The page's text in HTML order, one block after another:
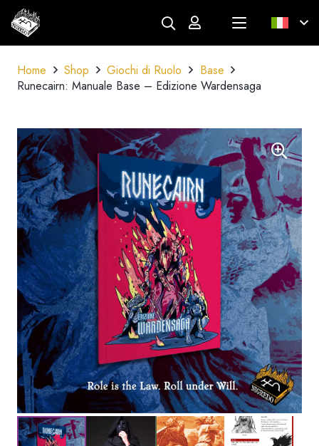
Home Shop Giochi di Ruolo
Base
Runecairn: Manuale Base – Edizione Wardensaga